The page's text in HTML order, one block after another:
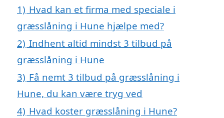
1) Hvad kan et firma med speciale i
græsslåning i Hune hjælpe med?
2) Indhent altid mindst 3 tilbud på
græsslåning i Hune
3) Få nemt 3 tilbud på græsslåning i
Hune, du kan være tryg ved
4) Hvad koster græsslåning i Hune?